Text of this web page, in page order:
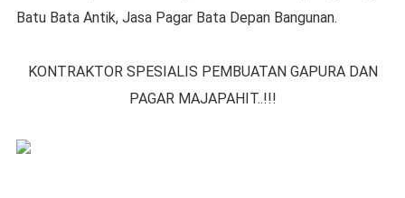
Batu Bata Antik, Jasa Pagar Bata Depan Bangunan.
KONTRAKTOR SPESIALIS PEMBUATAN GAPURA DAN
PAGAR MAJAPAHIT..!!!